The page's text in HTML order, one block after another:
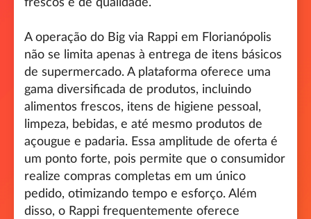
A operação do Big via Rappi em Florianópolis
não se limita apenas à entrega de itens básicos
de supermercado. A plataforma oferece uma
gama diversificada de produtos, incluindo
alimentos frescos, itens de higiene pessoal,
limpeza, bebidas, e até mesmo produtos de
açougue e padaria. Essa amplitude de oferta é
um ponto forte, pois permite que o consumidor
realize compras completas em um único
pedido, otimizando tempo e esforço. Além
disso, o Rappi frequentemente oferece